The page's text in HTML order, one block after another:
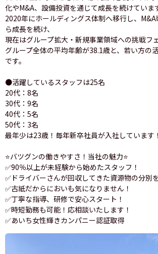
化やM&A、設備投資を通じて成長を続けていま
2020年にホールディングス体制へ移行し、
ら成長を続け、
現在はグループ拡大・新規事業領域への挑戦フ
グループ全体の平均年齢が38.1歳と、若い方の
です。
●活躍しているスタッフは25名
20代：8名
30代：9名
40代：5名
50代：3名
最年少は23歳！毎年新卒社員が入社しています！
⭐バツグンの働きやすさ！当社の魅力⭐
✅90％以上が未経験から始めたスタッフ！
✅ドライバーさんが回収してきた資源物の分別
✅古紙だからにおいも気になりません！
✅丁寧な指導、研修で安心スタート！
✅時短勤務も可能！応相談いたします！
✅あいち女性輝きカンパニー認証取得